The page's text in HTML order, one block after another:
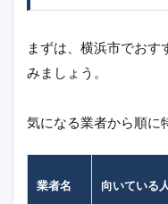
まずは、横浜市でおす
みましょう。
気になる業者から順に
業者名 向いている人